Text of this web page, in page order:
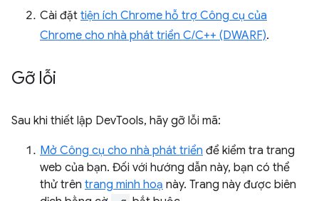
Cài đặt tiện ích Chrome hỗ trợ Công cụ của
Chrome cho nhà phát triển C/C++ (DWARF).
Gỡ lỗi
Sau khi thiết lập DevTools, hãy gỡ lỗi mã:
Mở Công cụ cho nhà phát triển để kiểm tra trang
web của bạn. Đối với hướng dẫn này, bạn có thể
thử trên trang minh hoạ này. Trang này được biên